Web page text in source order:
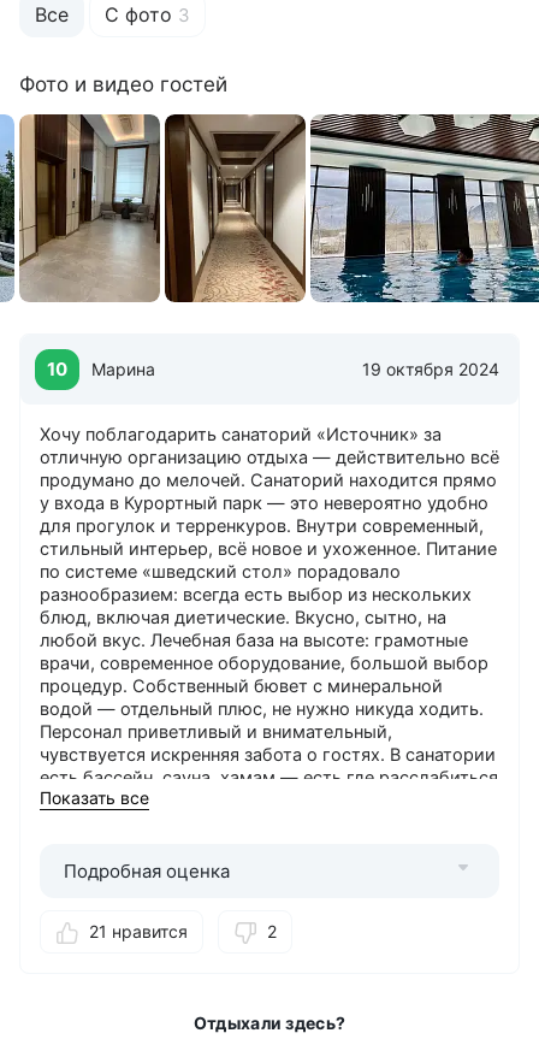
Танцпол
Инфраструктура
Аптека
Детская игровая площадка
Кабельное ТВ в номерах
Киноконцертный зал
Количество корпусов: 2
Кондиционеры в номерах
Лифты
Охраняемая стоянка
Ресторан
Собственный бювет
Теплые переходы между корпусами
Холл на этаже
Бизнес-услуги
Конференц-зал
Проектор
Флип-чарт
Факс
Ксерокс
Интернет
Интернет
Бесплатный в холле
Бесплатный в номерах
Сбербанк
Стоянка
Все С фото 3
Фото и видео гостей
10 Марина 19 октября 2024
Хочу поблагодарить санаторий «Источник» за
отличную организацию отдыха — действительно всё
продумано до мелочей. Санаторий находится прямо
у входа в Курортный парк — это невероятно удобно
для прогулок и терренкуров. Внутри современный,
стильный интерьер, всё новое и ухоженное. Питание
по системе «шведский стол» порадовало
разнообразием: всегда есть выбор из нескольких
блюд, включая диетические. Вкусно, сытно, на
любой вкус. Лечебная база на высоте: грамотные
врачи, современное оборудование, большой выбор
процедур. Собственный бювет с минеральной
водой — отдельный плюс, не нужно никуда ходить.
Персонал приветливый и внимательный,
чувствуется искренняя забота о гостях. В санатории
есть бассейн, сауна, хамам — есть где расслабиться
после процедур. В общем, всё действительно на
Показать все
Подробная оценка
21 нравится 2
Отдыхали здесь?